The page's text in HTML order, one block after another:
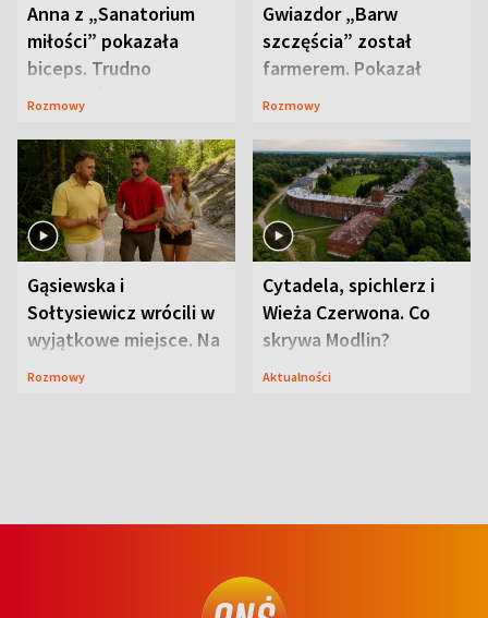
Anna z „Sanatorium
miłości” pokazała
biceps. Trudno
uwierzyć, co przeszła
Rozmowy
Gwiazdor „Barw
szczęścia” został
farmerem. Pokazał
swoje niezwykłe
Rozmowy
Gąsiewska i
Sołtysiewicz wrócili w
wyjątkowe miejsce. Na
szlaku czekał
Rozmowy
Cytadela, spichlerz i
Wieża Czerwona. Co
skrywa Modlin?
Aktualności